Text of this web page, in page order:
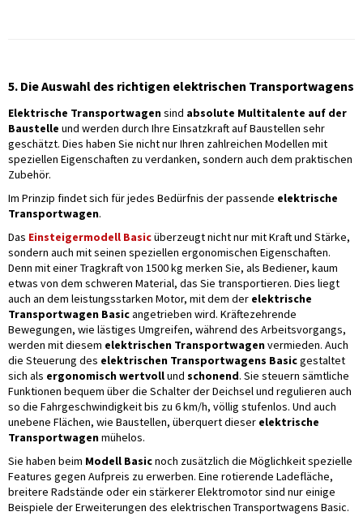
5. Die Auswahl des richtigen elektrischen Transportwagens
Elektrische Transportwagensind absolute Multitalente auf der
Baustelle und werden durch Ihre Einsatzkraft auf Baustellen sehr
geschätzt. Dies haben Sie nicht nur Ihren zahlreichen Modellen mit
speziellen Eigenschaften zu verdanken, sondern auch dem praktischen
Zubehör.
Im Prinzip findet sich für jedes Bedürfnis der passende elektrische
Transportwagen.
Das Einsteigermodell Basicüberzeugt nicht nur mit Kraft und Stärke,
sondern auch mit seinen speziellen ergonomischen Eigenschaften.
Denn mit einer Tragkraft von 1500 kg merken Sie, als Bediener, kaum
etwas von dem schweren Material, das Sie transportieren. Dies liegt
auch an dem leistungsstarken Motor, mit dem der elektrische
Transportwagen Basicangetrieben wird. Kräftezehrende
Bewegungen, wie lästiges Umgreifen, während des Arbeitsvorgangs,
werden mit diesem elektrischen Transportwagenvermieden. Auch
die Steuerung des elektrischen Transportwagens Basicgestaltet
sich als ergonomisch wertvollund schonend. Sie steuern sämtliche
Funktionen bequem über die Schalter der Deichsel und regulieren auch
so die Fahrgeschwindigkeit bis zu 6 km/h, völlig stufenlos. Und auch
unebene Flächen, wie Baustellen, überquert dieser elektrische
Transportwagenmühelos.
Sie haben beim Modell Basicnoch zusätzlich die Möglichkeit spezielle
Features gegen Aufpreis zu erwerben. Eine rotierende Ladefläche,
breitere Radstände oder ein stärkerer Elektromotor sind nur einige
Beispiele der Erweiterungen des elektrischen Transportwagens Basic.